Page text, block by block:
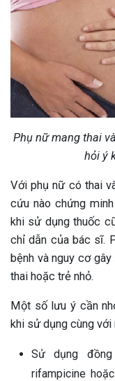
Phụ nữ mang thai
hỏi ý
Với phụ nữ có thai
cứu nào chứng
khi sử dụng thuốc
chỉ dẫn của bác sĩ.
bệnh và nguy cơ
thai hoặc trẻ nhỏ.
Một số lưu ý cần
khi sử dụng cùng
Sử dụng đồng
rifampicine